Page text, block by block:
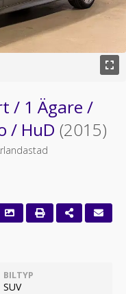
/ 1 Ägare /
/ HuD (2015)
BILTYP
SUV